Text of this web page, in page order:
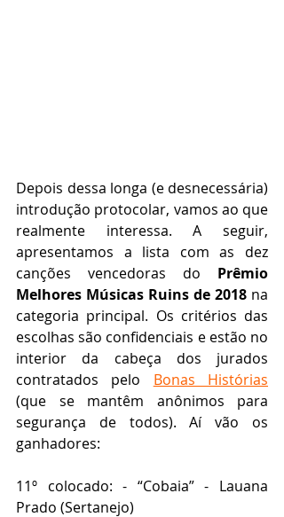
Depois dessa longa (e desnecessária)
introdução protocolar, vamos ao que
realmente interessa. A seguir,
apresentamos a lista com as dez
canções vencedoras do Prêmio
Melhores Músicas Ruins de 2018 na
categoria principal. Os critérios das
escolhas são confidenciais e estão no
interior da cabeça dos jurados
contratados pelo Bonas Histórias
(que se mantêm anônimos para
segurança de todos). Aí vão os
ganhadores:
11º colocado: - “Cobaia” - Lauana
Prado (Sertanejo)